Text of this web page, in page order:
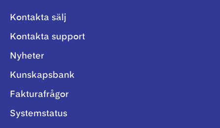
Kontakta sälj
Kontakta support
Nyheter
Kunskapsbank
Fakturafrågor
Systemstatus